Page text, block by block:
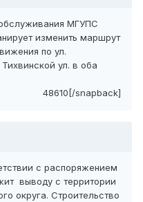
МГУПС
изменить маршрут
по ул.
ул. в оба
48610[/snapback]
с распоряжением
выводу с территории
округа. Строительство